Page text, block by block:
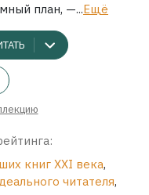
план, —...Ещё
книг XXI века,
читателя,